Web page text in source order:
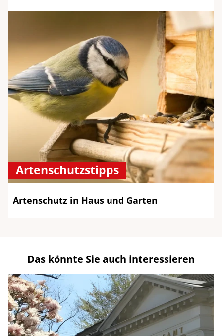
Artenschutzstipps
Artenschutz in Haus und Garten
Das könnte Sie auch interessieren